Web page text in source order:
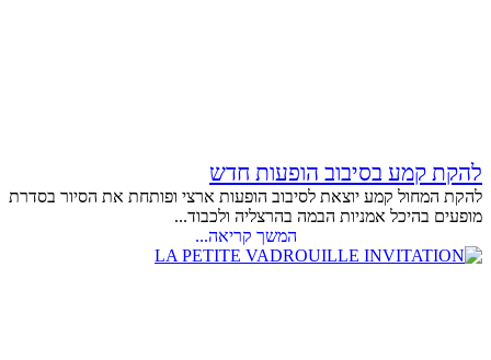
להקת קמע בסיבוב הופעות חדש
להקת המחול קמע יוצאת לסיבוב הופעות ארצי ופותחת את הסיור בסדרת
מופעים בהיכל אמניות הבמה בהרצליה ולכבוד...
המשך קריאה...